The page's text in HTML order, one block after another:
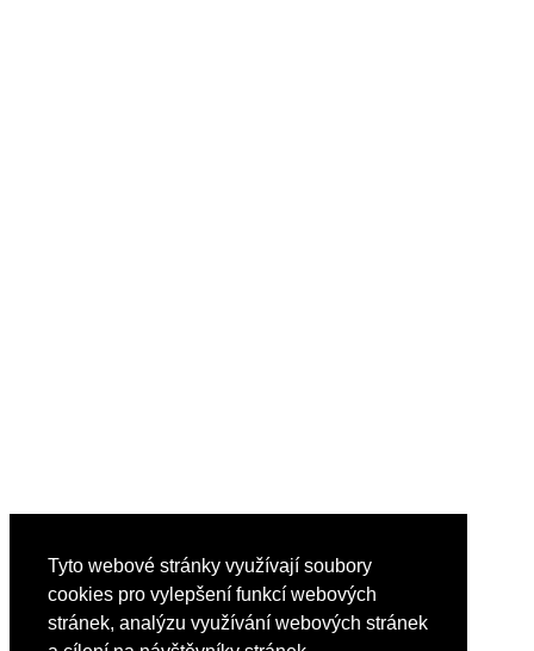
Tyto webové stránky využívají soubory
cookies pro vylepšení funkcí webových
stránek, analýzu využívání webových stránek